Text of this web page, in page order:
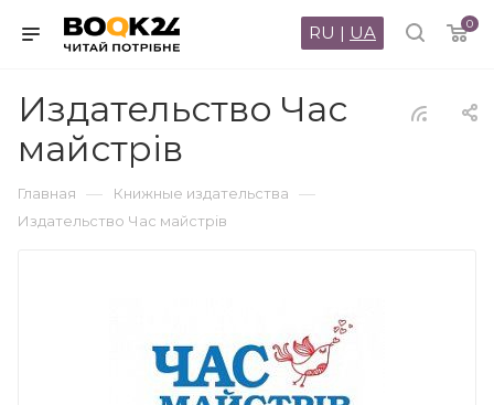
0
RU | UA
Издательство Час
майстрів
Главная — Книжные издательства —
Издательство Час майстрів